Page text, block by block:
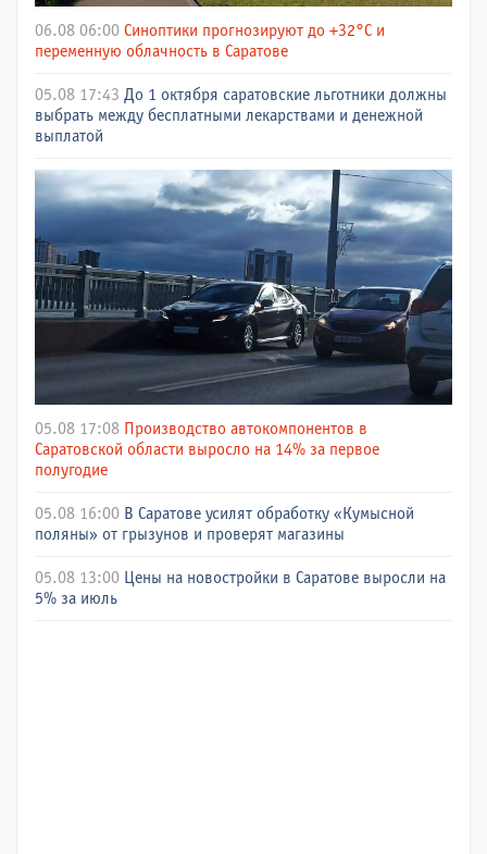
06.08 06:00 Синоптики прогнозируют до +32°C и
переменную облачность в Саратове
05.08 17:43 До 1 октября саратовские льготники должны
выбрать между бесплатными лекарствами и денежной
выплатой
05.08 17:08 Производство автокомпонентов в
Саратовской области выросло на 14% за первое
полугодие
05.08 16:00 В Саратове усилят обработку «Кумысной
поляны» от грызунов и проверят магазины
05.08 13:00
Цены на новостройки в Саратове выросли на
5% за июль